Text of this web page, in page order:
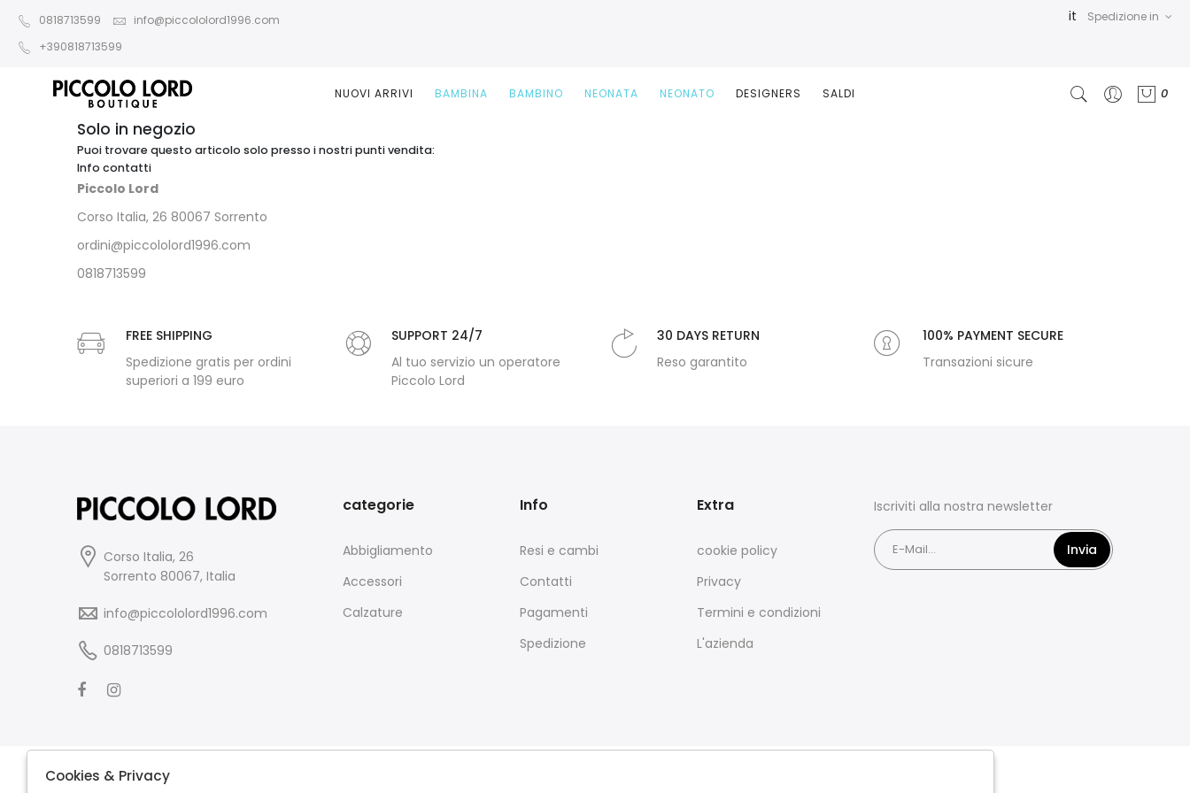
0818713599
info@piccololord1996.com
+390818713599
it Spedizione in
NUOVI ARRIVI BAMBINA BAMBINO NEONATA NEONATO DESIGNERS SALDI 0
Solo in negozio
Puoi trovare questo articolo solo presso i nostri punti vendita:
Info contatti
Piccolo Lord
Corso Italia, 26 80067 Sorrento
ordini@piccololord1996.com
0818713599
FREE SHIPPING
Spedizione gratis per ordini
superiori a 199 euro
SUPPORT 24/7
Al tuo servizio un operatore
Piccolo Lord
30 DAYS RETURN
Reso garantito
100% PAYMENT SECURE
Transazioni sicure
Corso Italia, 26
Sorrento 80067, Italia
info@piccololord1996.com
0818713599
categorie
Abbigliamento
Accessori
Calzature
Info
Resi e cambi
Contatti
Pagamenti
Spedizione
Extra
cookie policy
Privacy
Termini e condizioni
L'azienda
Iscriviti alla nostra newsletter
Invia
Cookies & Privacy